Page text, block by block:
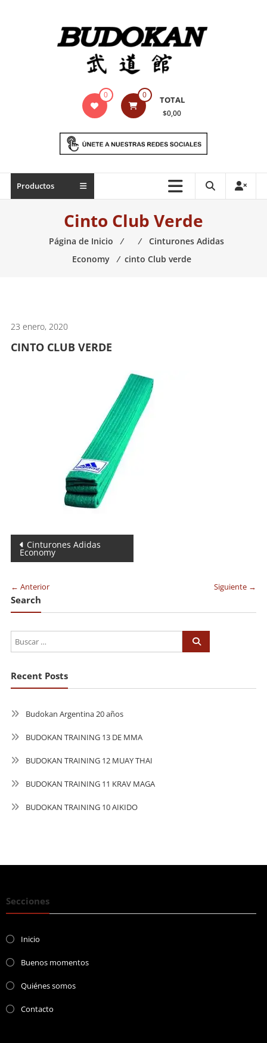
Indumentaria
marciales
Todo
necesario
0 0 TOTAL
$0,00
Productos
Cinto Club Verde
Página de Inicio ⁄ ⁄ Cinturones Adidas
Economy
⁄ cinto Club verde
23 enero, 2020
CINTO CLUB VERDE
Navegación
de
entradas
Cinturones Adidas
Economy
← Anterior Siguiente →
Search
Recent Posts
Budokan Argentina 20 años
BUDOKAN TRAINING 13 DE MMA
BUDOKAN TRAINING 12 MUAY THAI
BUDOKAN TRAINING 11 KRAV MAGA
BUDOKAN TRAINING 10 AIKIDO
Secciones
Inicio
Buenos momentos
Quiénes somos
Contacto